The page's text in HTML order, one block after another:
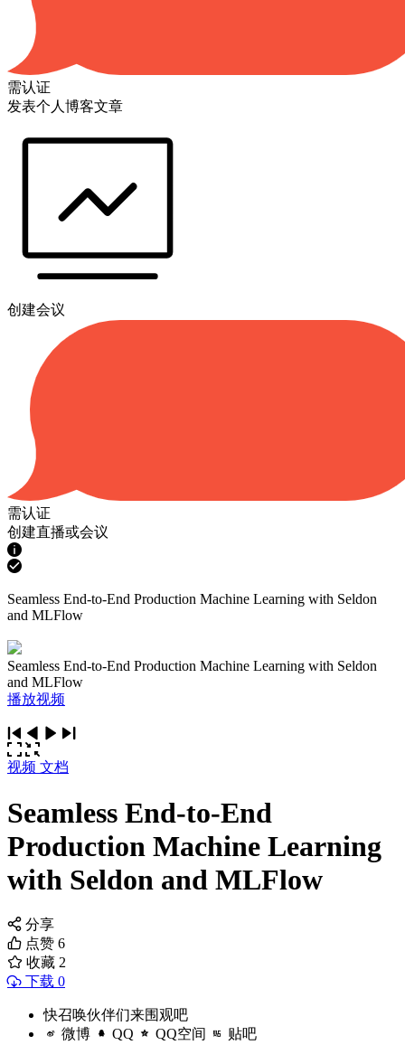
需认证
发表个人博客文章
创建会议
需认证
创建直播或会议
Seamless End-to-End Production Machine Learning with Seldon
and MLFlow
Seamless End-to-End Production Machine Learning with Seldon
and MLFlow
播放视频
视频 文档
Seamless End-to-End
Production Machine Learning
with Seldon and MLFlow
分享
点赞 6
收藏 2
下载 0
快召唤伙伴们来围观吧
微博 QQ QQ空间 贴吧